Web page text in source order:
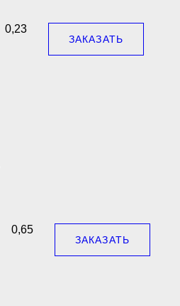
0,23
ЗАКАЗАТЬ
0,65
ЗАКАЗАТЬ